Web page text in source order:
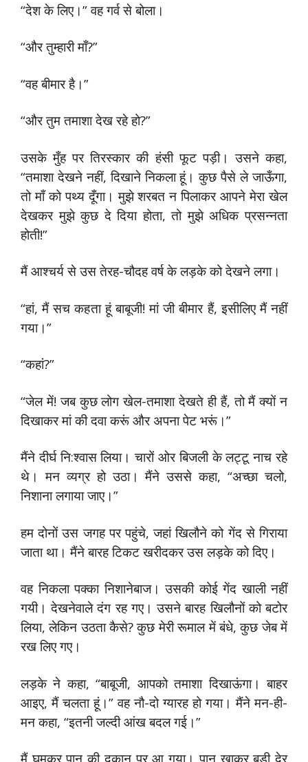
“देश के लिए।” वह गर्व से बोला।
“और तुम्हारी माँ?”
“वह बीमार है।”
“और तुम तमाशा देख रहे हो?”
उसके मुँह पर तिरस्कार की हंसी फूट पड़ी। उसने कहा,
“तमाशा देखने नहीं, दिखाने निकला हूं। कुछ पैसे ले जाऊँगा,
तो माँ को पथ्य दूँगा। मुझे शरबत न पिलाकर आपने मेरा खेल
देखकर मुझे कुछ दे दिया होता, तो मुझे अधिक प्रसन्नता
होती!”
मैं आश्चर्य से उस तेरह-चौदह वर्ष के लड़के को देखने लगा।
“हां, मैं सच कहता हूं बाबूजी! मां जी बीमार हैं, इसीलिए मैं नहीं
गया।”
“कहां?”
“जेल में! जब कुछ लोग खेल-तमाशा देखते ही हैं, तो मैं क्यों न
दिखाकर मां की दवा करूं और अपना पेट भरूं।”
मैंने दीर्घ नि:श्वास लिया। चारों ओर बिजली के लट्टू नाच रहे
थे। मन व्यग्र हो उठा। मैंने उससे कहा, “अच्छा चलो,
निशाना लगाया जाए।”
हम दोनों उस जगह पर पहुंचे, जहां खिलौने को गेंद से गिराया
जाता था। मैंने बारह टिकट खरीदकर उस लड़के को दिए।
वह निकला पक्का निशानेबाज। उसकी कोई गेंद खाली नहीं
गयी। देखनेवाले दंग रह गए। उसने बारह खिलौनों को बटोर
लिया, लेकिन उठता कैसे? कुछ मेरी रूमाल में बंधे, कुछ जेब में
रख लिए गए।
लड़के ने कहा, “बाबूजी, आपको तमाशा दिखाऊंगा। बाहर
आइए, मैं चलता हूं।” वह नौ-दो ग्यारह हो गया। मैंने मन-ही-
मन कहा, “इतनी जल्दी आंख बदल गई।”
मैं घूमकर पान की दुकान पर आ गया। पान खाकर बड़ी देर